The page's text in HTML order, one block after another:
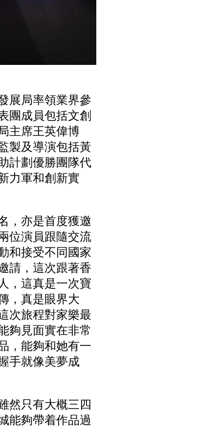
展局率領業界參
團成員包括文創
主席王英偉博
製及導演包括黃
計劃優勝團隊代
力軍和創新實
，亦是首度獲邀
位演員跟隨交流
和接受不同國家
請，這次跟著香
，這真是一次寶
，真是眼界大
次旅程對家樂最
夠見面實在非常
，能夠和她有一
手就像美夢成
然只有大概三四
能夠帶着作品過